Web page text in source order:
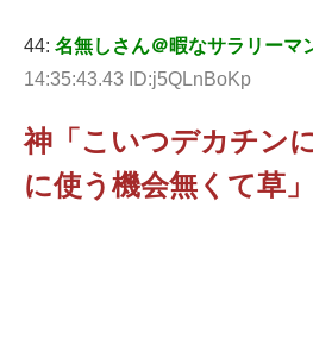
44: 名無しさん＠暇なサラリーマ
14:35:43.43 ID:j5QLnBoKp
神「こいつデカチン
に使う機会無くて草」